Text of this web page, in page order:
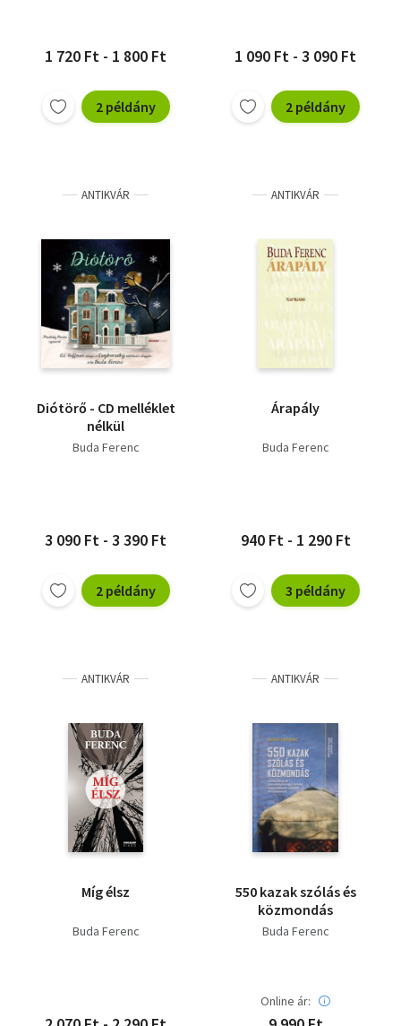
1 720 Ft - 1 800 Ft
2 példány
1 090 Ft - 3 090 Ft
2 példány
ANTIKVÁR
Diótörő - CD melléklet
nélkül
Buda Ferenc
3 090 Ft - 3 390 Ft
2 példány
ANTIKVÁR
Árapály
Buda Ferenc
940 Ft - 1 290 Ft
3 példány
ANTIKVÁR
Míg élsz
Buda Ferenc
ANTIKVÁR
550 kazak szólás és
közmondás
Buda Ferenc
Online ár: